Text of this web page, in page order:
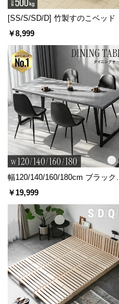
耐熱温度
温もりあふれる天然
テーブル脚部には、優
れたラバーウッドを使
[SS/S/SD/D] 竹製すのこベッド
￥8,999
幅120/140/160/180cm ブラックフ
レーム ダイニング 大理石調 4人
￥19,999